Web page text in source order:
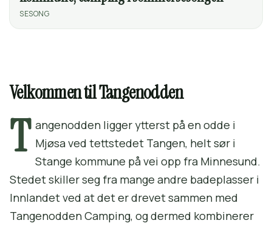
SESONG
Velkommen til Tangenodden
T angenodden ligger ytterst på en odde i
Mjøsa ved tettstedet Tangen, helt sør i
Stange kommune på vei opp fra Minnesund.
Stedet skiller seg fra mange andre badeplasser i
Innlandet ved at det er drevet sammen med
Tangenodden Camping, og dermed kombinerer